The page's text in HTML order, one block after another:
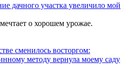
дачного участка увеличило мой
о хорошем урожае.
сменилось восторгом:
методу вернула моему саду